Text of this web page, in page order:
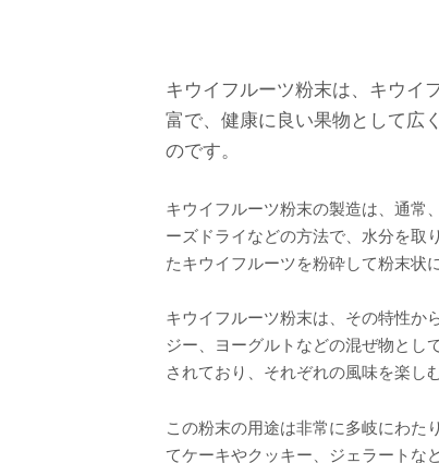
キウイフルーツ粉末は、キウイ
富で、健康に良い果物として広
のです。
キウイフルーツ粉末の製造は、通常
ーズドライなどの方法で、水分を取
たキウイフルーツを粉砕して粉末状
キウイフルーツ粉末は、その特性か
ジー、ヨーグルトなどの混ぜ物とし
されており、それぞれの風味を楽し
この粉末の用途は非常に多岐にわた
てケーキやクッキー、ジェラートな